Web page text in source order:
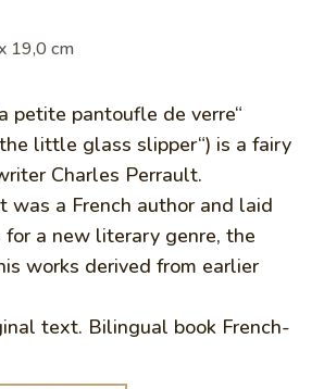
19,0 cm
petite pantoufle de verre“
little glass slipper“) is a fairy
Charles Perrault.
was a French author and laid
a new literary genre, the
works derived from earlier
text. Bilingual book French-